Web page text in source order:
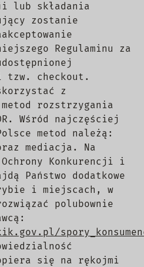
lub składania
zostanie
Regulaminu za
tzw. checkout.
z
rozstrzygania
Wśród najczęściej
metod należą:
mediacja. Na
Konkurencji i
Państwo dodatkowe
i miejscach, w
polubownie
się na rękojmi